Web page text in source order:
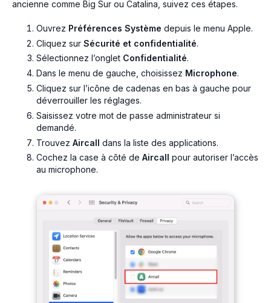
ancienne comme Big Sur ou Catalina, suivez ces étapes.
Ouvrez Préférences Système depuis le menu Apple.
Cliquez sur Sécurité et confidentialité.
Sélectionnez l’onglet Confidentialité.
Dans le menu de gauche, choisissez Microphone.
Cliquez sur l’icône de cadenas en bas à gauche pour
déverrouiller les réglages.
Saisissez votre mot de passe administrateur si
demandé.
Trouvez Aircall dans la liste des applications.
Cochez la case à côté de Aircall pour autoriser l’accès
au microphone.